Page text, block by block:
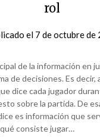
rol
el 7 de octubre de
de la información en
de decisiones. Es decir,
dice cada jugador
sobre la partida. De
es información que
qué consiste jugar…